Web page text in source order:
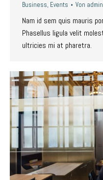
Business, Events Von admin
Nam id sem quis mauris
Phasellus ligula velit
ultricies mi at pharetra.